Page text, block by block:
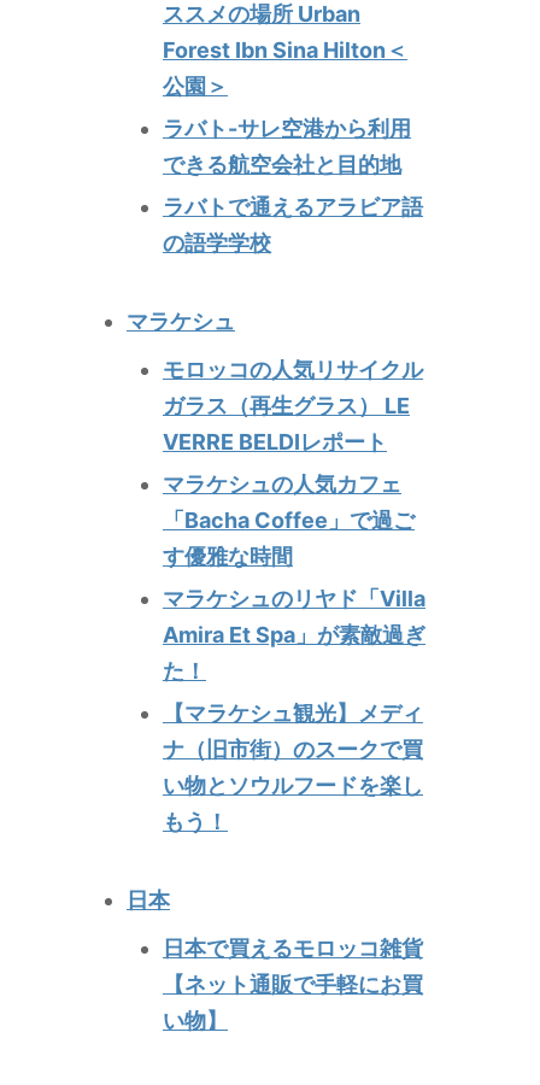
ススメの場所 Urban
Forest Ibn Sina Hilton＜
公園＞
ラバト-サレ空港から利用
できる航空会社と目的地
ラバトで通えるアラビア語
の語学学校
マラケシュ
モロッコの人気リサイクル
ガラス（再生グラス） LE
VERRE BELDIレポート
マラケシュの人気カフェ
「Bacha Coffee」で過ご
す優雅な時間
マラケシュのリヤド「Villa
Amira Et Spa」が素敵過ぎ
た！
【マラケシュ観光】メディ
ナ（旧市街）のスークで買
い物とソウルフードを楽し
もう！
日本
日本で買えるモロッコ雑貨
【ネット通販で手軽にお買
い物】